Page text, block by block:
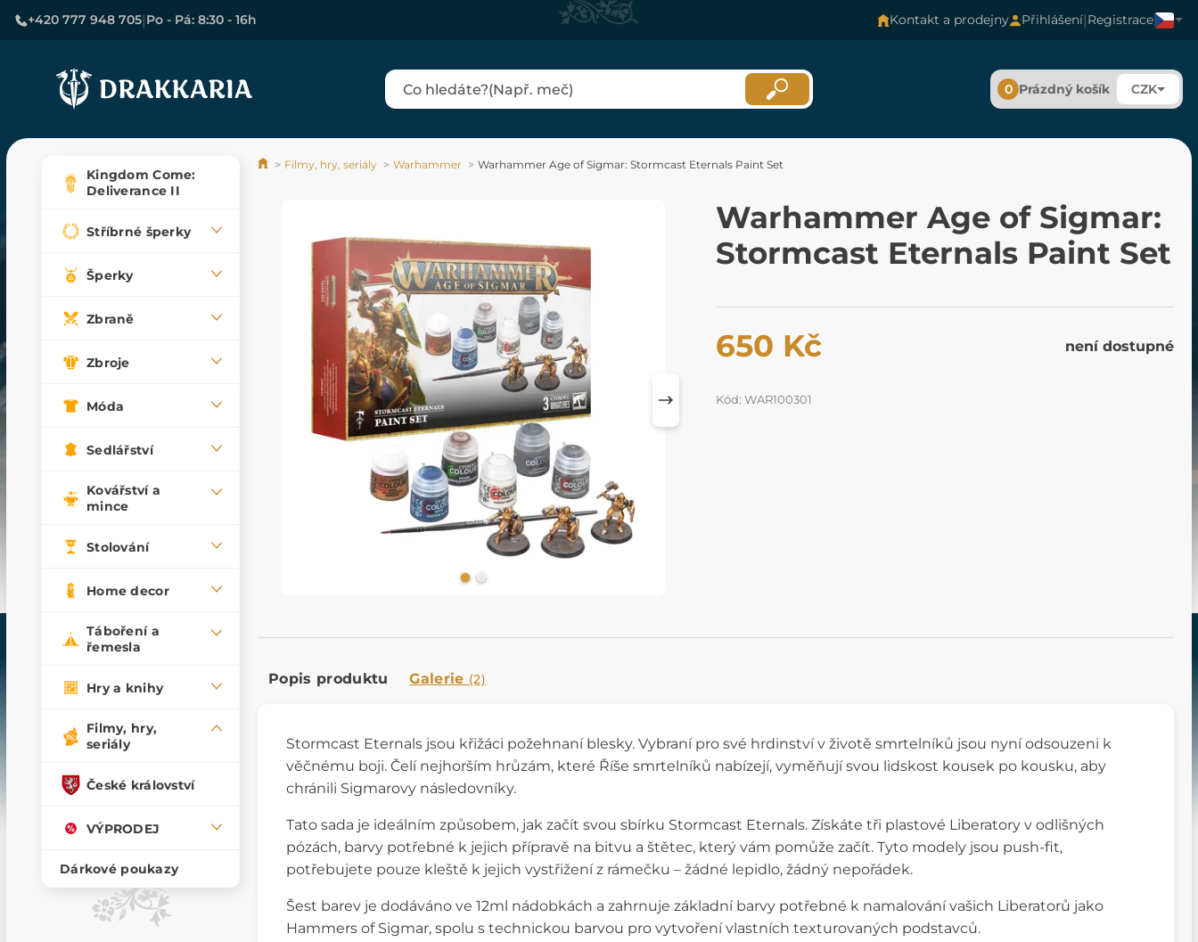
+420 777 948 705|Po - Pá: 8:30 - 16h Kontakt a prodejny Přihlášení|Registrace
0 Prázdný košík CZK
Kingdom Come:
Deliverance II
Stříbrné šperky
Šperky
Zbraně
Zbroje
Móda
Sedlářství
Kovářství a
mince
Stolování
Home decor
Táboření a
řemesla
Hry a knihy
Filmy, hry,
seriály
České království
VÝPRODEJ
Dárkové poukazy
Filmy, hry, seriály Warhammer Warhammer Age of Sigmar: Stormcast Eternals Paint Set
Warhammer Age of Sigmar:
Stormcast Eternals Paint Set
650 Kč není dostupné
Kód: WAR100301
Popis produktu Galerie (2)
Stormcast Eternals jsou křižáci požehnaní blesky. Vybraní pro své hrdinství v životě smrtelníků jsou nyní odsouzeni k
věčnému boji. Čelí nejhorším hrůzám, které Říše smrtelníků nabízejí, vyměňují svou lidskost kousek po kousku, aby
chránili Sigmarovy následovníky.
Tato sada je ideálním způsobem, jak začít svou sbírku Stormcast Eternals. Získáte tři plastové Liberatory v odlišných
pózách, barvy potřebné k jejich přípravě na bitvu a štětec, který vám pomůže začít. Tyto modely jsou push-fit,
potřebujete pouze kleště k jejich vystřižení z rámečku – žádné lepidlo, žádný nepořádek.
Šest barev je dodáváno ve 12ml nádobkách a zahrnuje základní barvy potřebné k namalování vašich Liberatorů jako
Hammers of Sigmar, spolu s technickou barvou pro vytvoření vlastních texturovaných podstavců.